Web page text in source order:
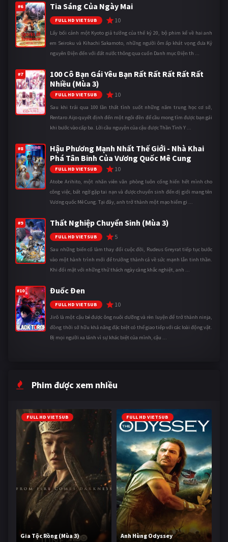
#6 Tia Sáng Của Ngày Mai
FULL HD VIETSUB 10
Lấy bối cảnh một Kyoto giả tưởng của thế kỷ 20, bộ phim kể về hai anh
em Seiroku và Kihachi Sakamoto, những người ôm ấp khát vọng đưa Kỷ
nguyên Điện đến với đất nước thông qua cuốn Danh mục Điện th ...
#7
100 Cô Bạn Gái Yêu Bạn Rất Rất Rất Rất Rất
Nhiều (Mùa 3)
FULL HD VIETSUB 10
Sau khi trải qua 100 lần thất tình suốt những năm trung học cơ sở,
Rentaro Aijo quyết định đến một ngôi đền để cầu mong tìm được bạn gái
khi bước vào cấp ba. Lời cầu nguyện của cậu được Thần Tình Y ...
#8
Hậu Phương Mạnh Nhất Thế Giới - Nhà Khai
Phá Tân Binh Của Vương Quốc Mê Cung
FULL HD VIETSUB 10
Atobe Arihito, một nhân viên văn phòng luôn cống hiến hết mình cho
công việc, bất ngờ gặp tai nạn và được chuyển sinh đến dị giới mang tên
Vương quốc Mê Cung. Tại đây, anh trở thành một mạo hiểm gi ...
#9 Thất Nghiệp Chuyển Sinh (Mùa 3)
FULL HD VIETSUB 5
Sau những biến cố làm thay đổi cuộc đời, Rudeus Greyrat tiếp tục bước
vào một hành trình mới để trưởng thành cả về sức mạnh lẫn tinh thần.
Khi đối mặt với những thử thách ngày càng khắc nghiệt, anh ...
#10 Đuốc Đen
FULL HD VIETSUB 10
Jirô là một cậu bé được ông nuôi dưỡng và rèn luyện để trở thành ninja,
đồng thời sở hữu khả năng đặc biệt có thể giao tiếp với các loài động vật.
Bị mọi người xa lánh vì sự khác biệt của mình, cậu ...
Phim được xem nhiều
FULL HD VIETSUB
Gia Tộc Rồng (Mùa 3)
FULL HD VIETSUB
Anh Hùng Odyssey